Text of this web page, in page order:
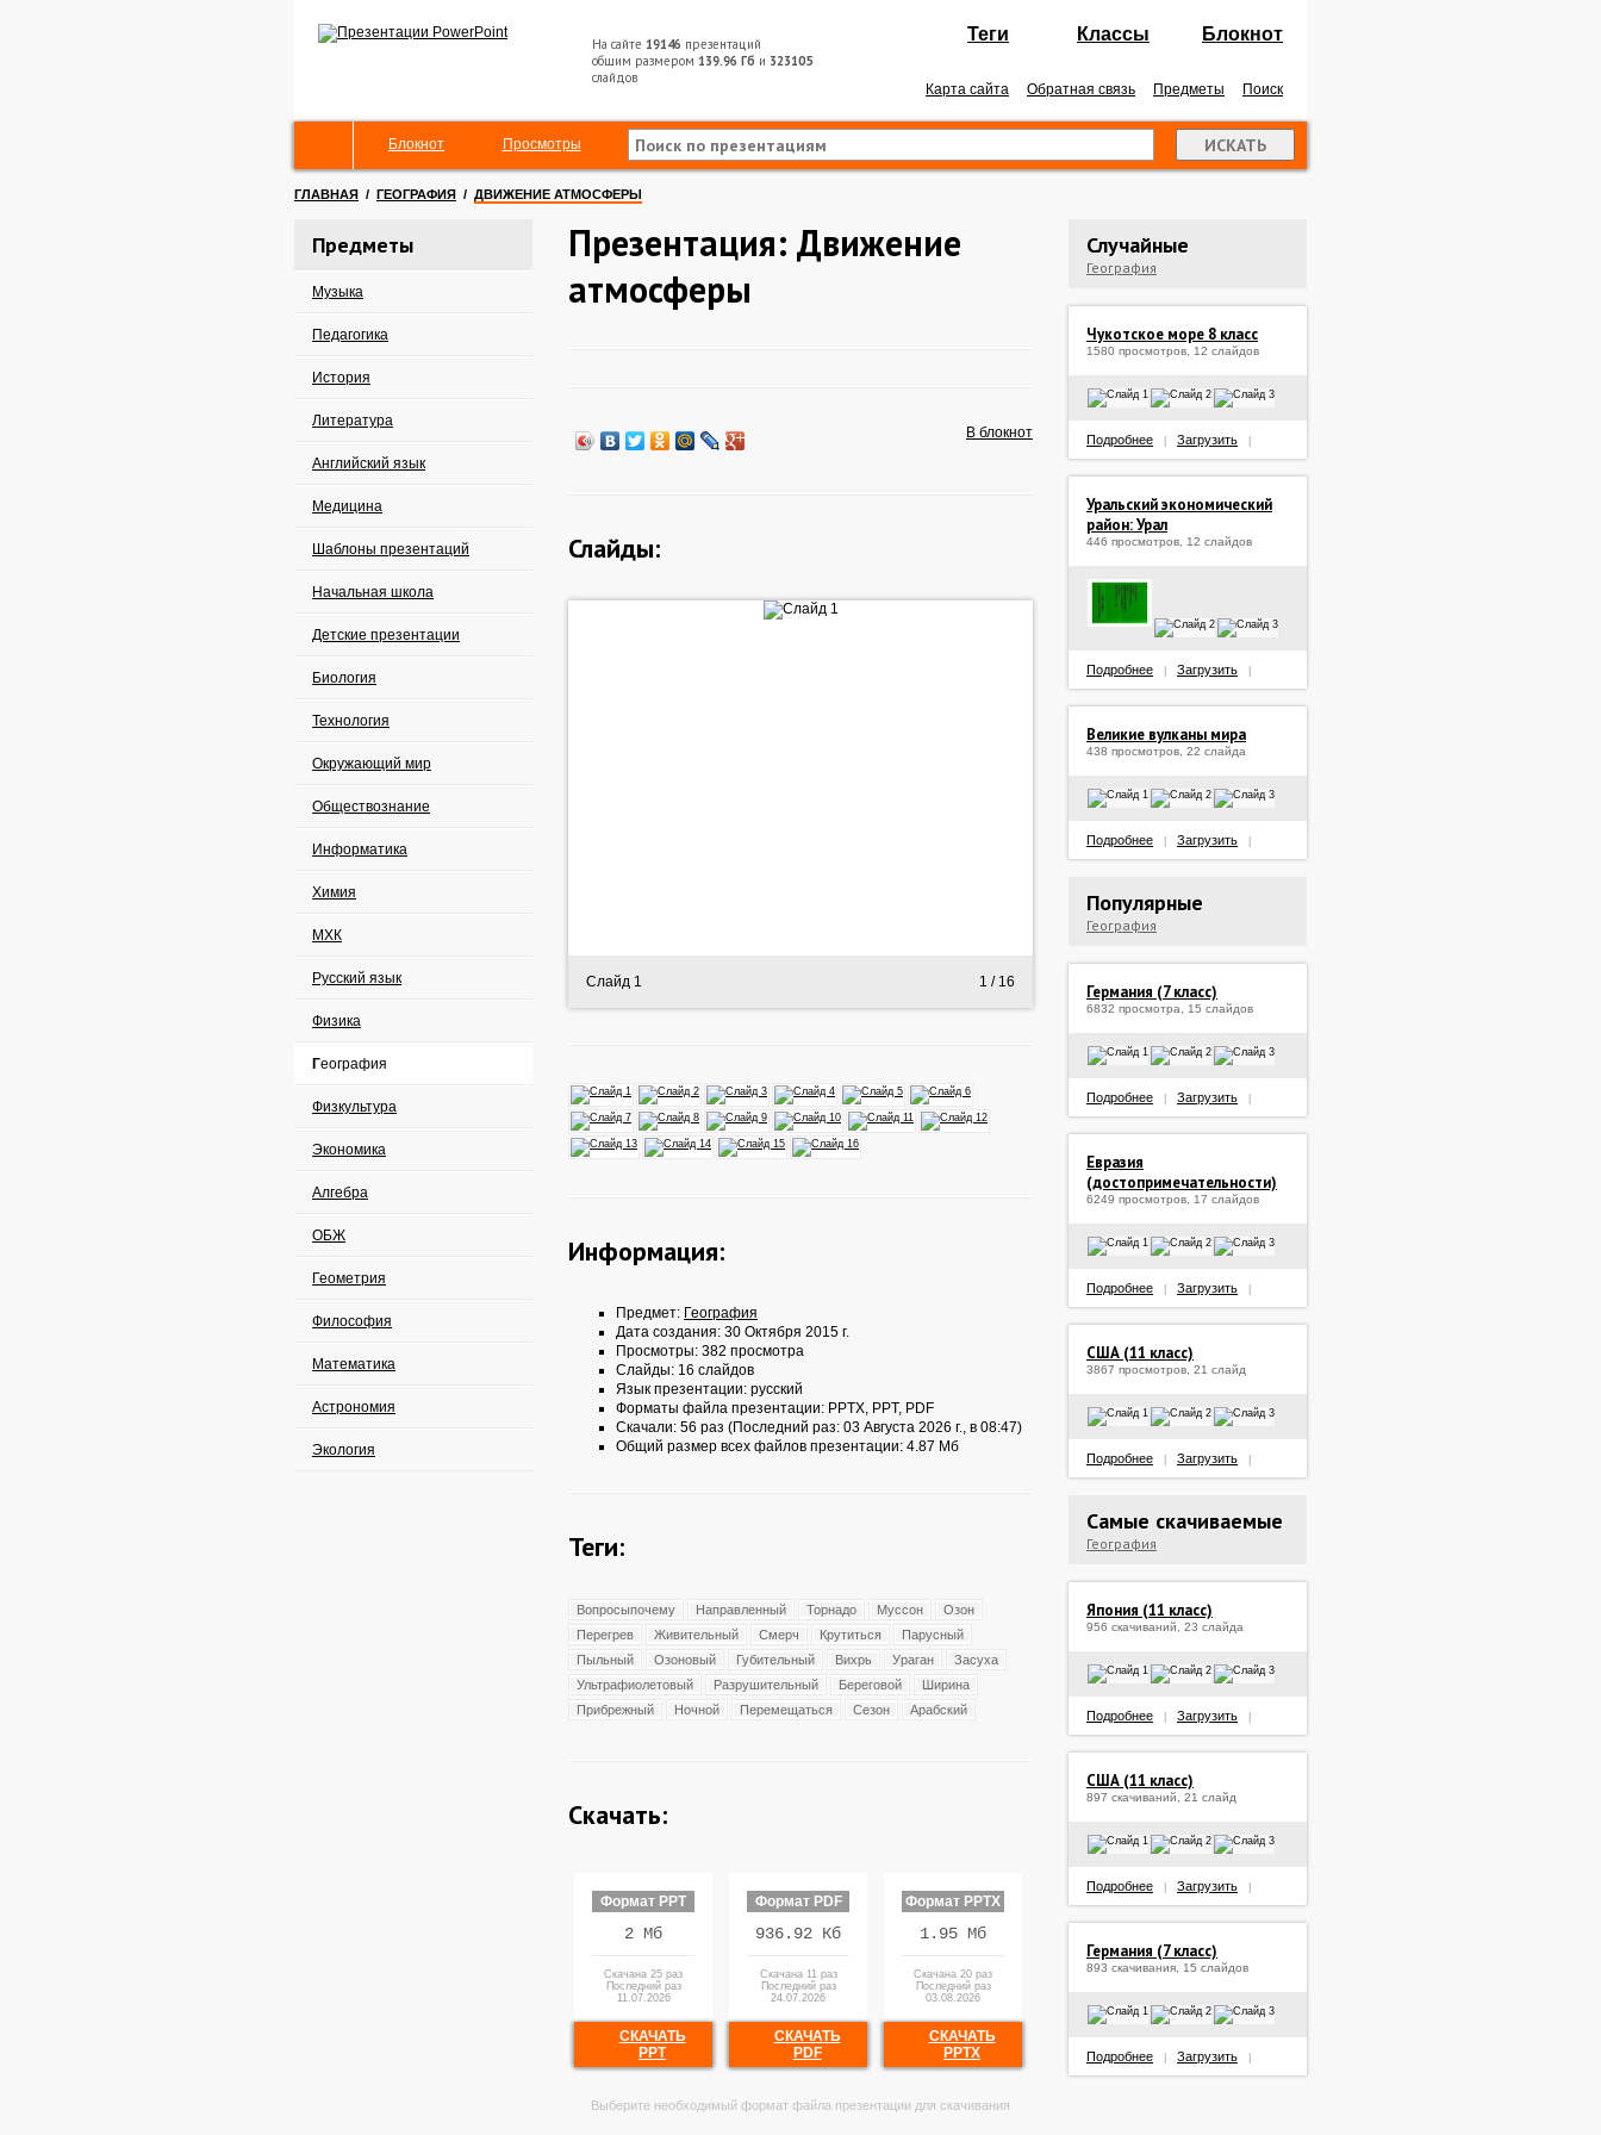
На сайте 19146 презентаций
общим размером 139.96 Гб и 323105
слайдов
Теги Классы Блокнот
Карта сайта Обратная связь Предметы Поиск
Блокнот Просмотры
ГЛАВНАЯ / ГЕОГРАФИЯ / ДВИЖЕНИЕ АТМОСФЕРЫ
Предметы
Музыка
Педагогика
История
Литература
Английский язык
Медицина
Шаблоны презентаций
Начальная школа
Детские презентации
Биология
Технология
Окружающий мир
Обществознание
Информатика
Химия
МХК
Русский язык
Физика
География
Физкультура
Экономика
Алгебра
ОБЖ
Геометрия
Философия
Математика
Астрономия
Экология
Презентация: Движение
атмосферы
В блокнот
Слайды:
Слайд 1 1 / 16
Информация:
Предмет: География
Дата создания: 30 Октября 2015 г.
Просмотры: 382 просмотра
Слайды: 16 слайдов
Язык презентации: русский
Форматы файла презентации: PPTX, PPT, PDF
Скачали: 56 раз (Последний раз: 03 Августа 2026 г., в 08:47)
Общий размер всех файлов презентации: 4.87 Мб
Теги:
Вопросыпочему Направленный Торнадо Муссон
Озон
Перегрев
Живительный Смерч Крутиться
Парусный
Пыльный
Озоновый Губительный Вихрь Ураган
Засуха
Ультрафиолетовый
Разрушительный Береговой
Ширина
Прибрежный
Ночной Перемещаться Сезон Арабский
Скачать:
Формат PPT
2 Мб
Скачана 25 раз
Последний раз
11.07.2026
СКАЧАТЬ
PPT
Формат PDF
936.92 Кб
Скачана 11 раз
Последний раз
24.07.2026
СКАЧАТЬ
PDF
Формат PPTX
1.95 Мб
Скачана 20 раз
Последний раз
03.08.2026
СКАЧАТЬ
PPTX
Выберите необходимый формат файла презентации для скачивания
Случайные
География
Чукотское море 8 класс
1580 просмотров, 12 слайдов
Подробнее Загрузить
Уральский экономический
район: Урал
446 просмотров, 12 слайдов
Подробнее Загрузить
Великие вулканы мира
438 просмотров, 22 слайда
Подробнее Загрузить
Популярные
География
Германия (7 класс)
6832 просмотра, 15 слайдов
Подробнее Загрузить
Евразия
(достопримечательности)
6249 просмотров, 17 слайдов
Подробнее Загрузить
США (11 класс)
3867 просмотров, 21 слайд
Подробнее Загрузить
Самые скачиваемые
География
Япония (11 класс)
956 скачиваний, 23 слайда
Подробнее Загрузить
США (11 класс)
897 скачиваний, 21 слайд
Подробнее Загрузить
Германия (7 класс)
893 скачивания, 15 слайдов
Подробнее Загрузить